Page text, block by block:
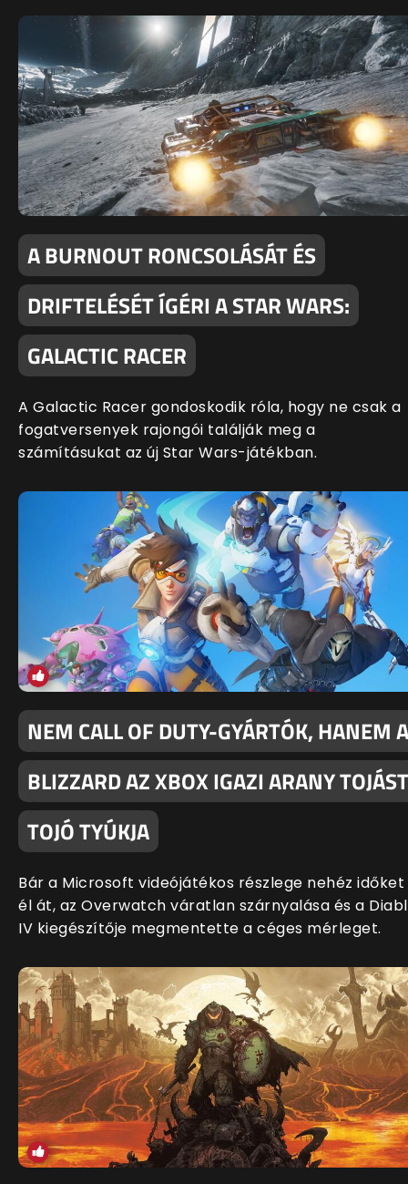
A BURNOUT RONCSOLÁSÁT ÉS
DRIFTELÉSÉT ÍGÉRI A STAR WARS:
GALACTIC RACER
A Galactic Racer gondoskodik róla, hogy ne csak a
fogatversenyek rajongói találják meg a
számításukat az új Star Wars-játékban.
NEM CALL OF DUTY-GYÁRTÓK, HANEM A
BLIZZARD AZ XBOX IGAZI ARANY TOJÁST
TOJÓ TYÚKJA
Bár a Microsoft videójátékos részlege nehéz időket
él át, az Overwatch váratlan szárnyalása és a
IV kiegészítője megmentette a céges mérleget.